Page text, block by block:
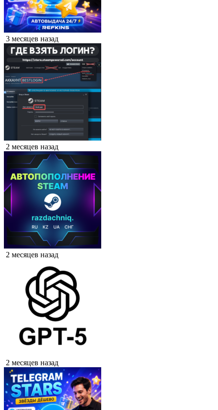
3 месяцев назад
2 месяцев назад
2 месяцев назад
2 месяцев назад